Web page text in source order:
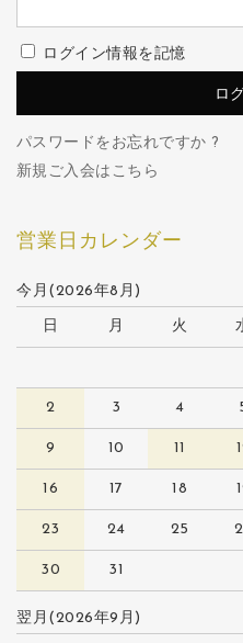
ログイン情報を記憶
パスワードをお忘れですか ?
新規ご入会はこちら
営業日カレンダー
今月(2026年8月)
日 月 火
2 3 4
9 10 11
16 17 18
23 24 25
30 31
翌月(2026年9月)